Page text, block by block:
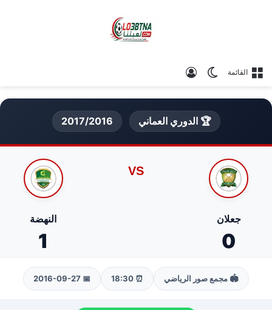
القائمة الوضع المظلم
🏆 الدوري العماني 2017/2016
جعلان
0
VS
النهضة
1
🏟️ مجمع صور الرياضي ⏰ 18:30
📅 2016-09-27